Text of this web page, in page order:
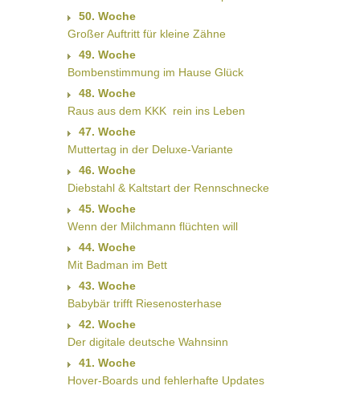
50. Woche
Großer Auftritt für kleine Zähne
49. Woche
Bombenstimmung im Hause Glück
48. Woche
Raus aus dem KKK  rein ins Leben
47. Woche
Muttertag in der Deluxe-Variante
46. Woche
Diebstahl & Kaltstart der Rennschnecke
45. Woche
Wenn der Milchmann flüchten will
44. Woche
Mit Badman im Bett
43. Woche
Babybär trifft Riesenosterhase
42. Woche
Der digitale deutsche Wahnsinn
41. Woche
Hover-Boards und fehlerhafte Updates